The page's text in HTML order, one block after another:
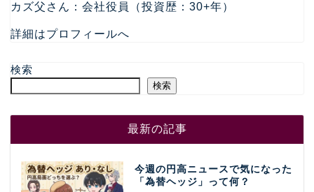
カズ父さん：会社役員（投資歴：30+年）
詳細はプロフィールへ
検索
検索
最新の記事
今週の円高ニュースで気になった
「為替ヘッジ」って何？